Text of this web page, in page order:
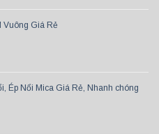
Vuông Giá Rẻ
Ép Nổi Mica Giá Rẻ, Nhanh chóng